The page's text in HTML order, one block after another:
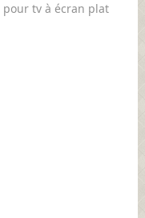
pour tv à écran plat